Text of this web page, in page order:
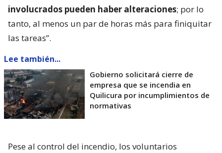
involucrados pueden haber alteraciones; por lo
tanto, al menos un par de horas más para finiquitar
las tareas”.
Lee también...
Gobierno solicitará cierre de
empresa que se incendia en
Quilicura por incumplimientos de
normativas
Pese al control del incendio, los voluntarios